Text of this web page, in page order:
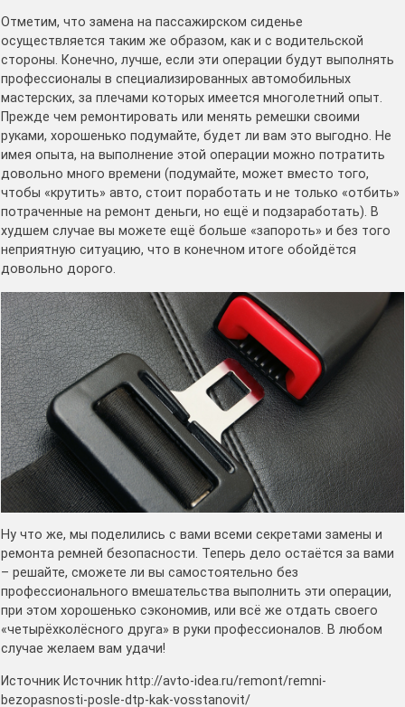
Отметим, что замена на пассажирском сиденье
осуществляется таким же образом, как и с водительской
стороны. Конечно, лучше, если эти операции будут выполнять
профессионалы в специализированных автомобильных
мастерских, за плечами которых имеется многолетний опыт.
Прежде чем ремонтировать или менять ремешки своими
руками, хорошенько подумайте, будет ли вам это выгодно. Не
имея опыта, на выполнение этой операции можно потратить
довольно много времени (подумайте, может вместо того,
чтобы «крутить» авто, стоит поработать и не только «отбить»
потраченные на ремонт деньги, но ещё и подзаработать). В
худшем случае вы можете ещё больше «запороть» и без того
неприятную ситуацию, что в конечном итоге обойдётся
довольно дорого.
Ну что же, мы поделились с вами всеми секретами замены и
ремонта ремней безопасности. Теперь дело остаётся за вами
– решайте, сможете ли вы самостоятельно без
профессионального вмешательства выполнить эти операции,
при этом хорошенько сэкономив, или всё же отдать своего
«четырёхколёсного друга» в руки профессионалов. В любом
случае желаем вам удачи!
Источник Источник http://avto-idea.ru/remont/remni-
bezopasnosti-posle-dtp-kak-vosstanovit/